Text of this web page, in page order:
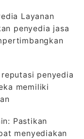
Layanan
penyedia jasa
penyedia
memiliki
Pastikan
menyediakan